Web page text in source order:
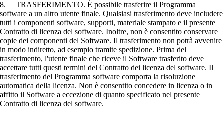
8. TRASFERIMENTO. È possibile trasferire il Programma
software a un altro utente finale. Qualsiasi trasferimento deve includere
tutti i componenti software, supporti, materiale stampato e il presente
Contratto di licenza del software. Inoltre, non è consentito conservare
copie dei componenti del Software. Il trasferimento non potrà avvenire
in modo indiretto, ad esempio tramite spedizione. Prima del
trasferimento, l'utente finale che riceve il Software trasferito deve
accettare tutti questi termini del Contratto dei licenza del software. Il
trasferimento del Programma software comporta la risoluzione
automatica della licenza. Non è consentito concedere in licenza o in
affitto il Software a eccezione di quanto specificato nel presente
Contratto di licenza del software.